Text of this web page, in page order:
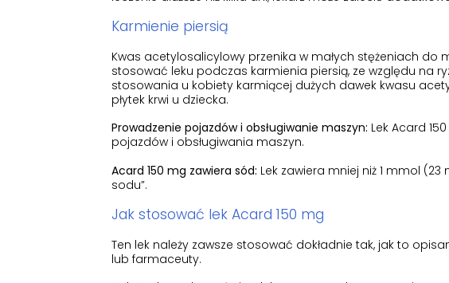
Karmienie piersią
Kwas acetylosalicylowy przenika w małych stężeniach
stosować leku podczas karmienia piersią, ze względu na
stosowania u kobiety karmiącej dużych dawek kwasu
płytek krwi u dziecka.
Prowadzenie pojazdów i obsługiwanie maszyn: Lek Acard
pojazdów i obsługiwania maszyn.
Acard 150 mg zawiera sód: Lek zawiera mniej niż 1 mmol
sodu”.
Jak stosować lek Acard 150 mg
Ten lek należy zawsze stosować dokładnie tak, jak to
lub farmaceuty.